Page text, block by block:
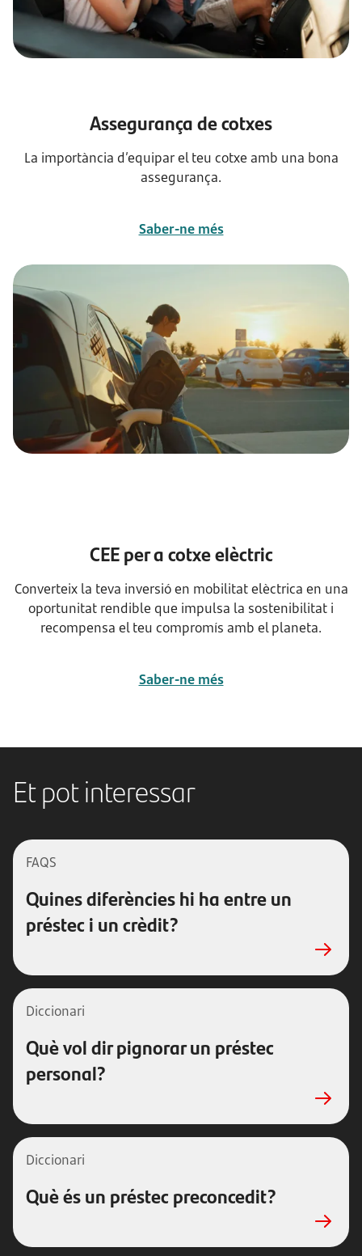
Assegurança de cotxes
La importància d’equipar el teu cotxe amb una bona
assegurança.
Saber-ne més
CEE per a cotxe elèctric
Converteix la teva inversió en mobilitat elèctrica en una
oportunitat rendible que impulsa la sostenibilitat i
recompensa el teu compromís amb el planeta.
Saber-ne més
Et pot interessar
FAQS
Quines diferències hi ha entre un
préstec i un crèdit?
Diccionari
Què vol dir pignorar un préstec
personal?
Diccionari
Què és un préstec preconcedit?